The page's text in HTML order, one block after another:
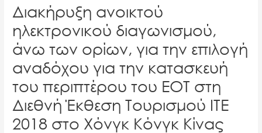
σύστημα
προσβασιμότητας.
Διακήρυξη ανοικτού
ηλεκτρονικού διαγωνισμού,
άνω των ορίων, για την επιλογή
αναδόχου για την κατασκευή
του περιπτέρου του ΕΟΤ στη
Διεθνή Έκθεση Τουρισμού ΙΤΕ
2018 στο Χόνγκ Κόνγκ Κίνας